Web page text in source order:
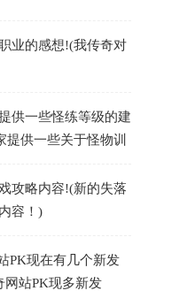
业的感想!(我传奇对
供一些怪练等级的建
供一些关于怪物训
攻略内容!(新的失落
容！)
PK现在有几个新发
网站PK现多新发